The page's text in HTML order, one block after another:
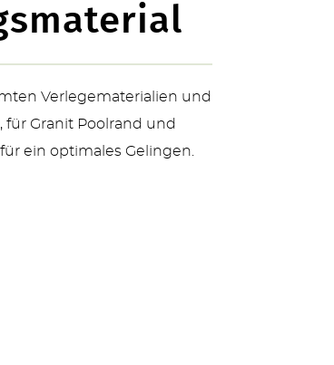
Verlegematerialien und
Granit Poolrand und
ein optimales Gelingen.